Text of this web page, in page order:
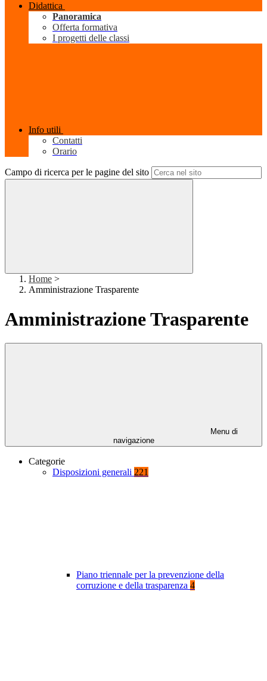
Didattica
Panoramica
Offerta formativa
I progetti delle classi
Info utili
Contatti
Orario
Campo di ricerca per le pagine del sito
Home >
Amministrazione Trasparente
Amministrazione Trasparente
Menu di
navigazione
Categorie
Disposizioni generali 221
Piano triennale per la prevenzione della
corruzione e della trasparenza 4